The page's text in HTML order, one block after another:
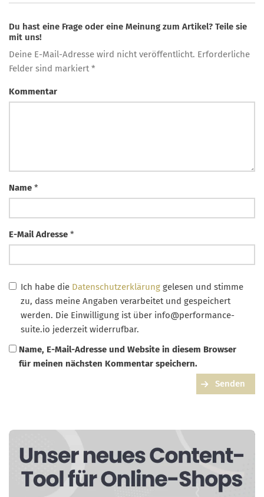
Du hast eine Frage oder eine Meinung zum Artikel? Teile sie
mit uns!
Deine E-Mail-Adresse wird nicht veröffentlicht. Erforderliche
Felder sind markiert *
Kommentar
Name *
E-Mail Adresse *
Ich habe die Datenschutzerklärung gelesen und stimme
zu, dass meine Angaben verarbeitet und gespeichert
werden. Die Einwilligung ist über info@performance-
suite.io jederzeit widerrufbar.
Name, E-Mail-Adresse und Website in diesem Browser
für meinen nächsten Kommentar speichern.
Senden